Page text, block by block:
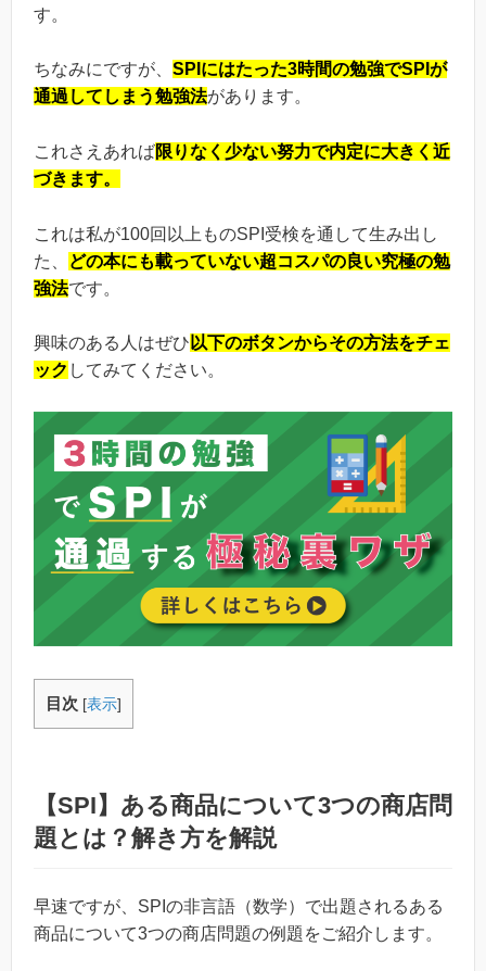
す。
ちなみにですが、 SPIにはたった3時間の勉強でSPIが
通過してしまう勉強法があります。
これさえあれば限りなく少ない努力で内定に大きく近
づきます。
これは私が100回以上ものSPI受検を通して生み出し
た、
どの本にも載っていない超コスパの良い究極の勉
強法です。
興味のある人はぜひ 以下のボタンからその方法をチェ
ック してみてください。
目次 [表示]
【SPI】ある商品について3つの商店問
題とは？解き方を解説
早速ですが、SPIの非言語（数学）で出題されるある
商品について3つの商店問題の例題をご紹介します。